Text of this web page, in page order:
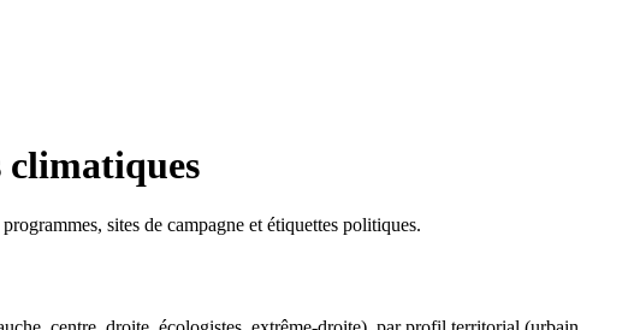
sites de campagne et étiquettes politiques.